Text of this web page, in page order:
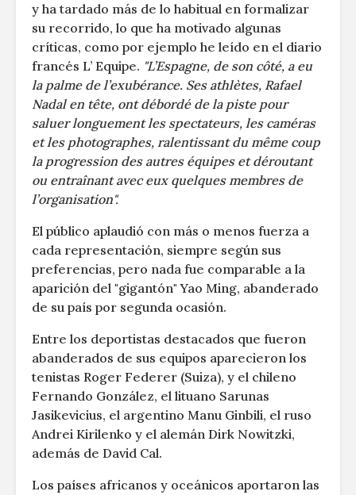
y ha tardado más de lo habitual en formalizar
su recorrido, lo que ha motivado algunas
críticas, como por ejemplo he leído en el diario
francés L’ Equipe. "L’Espagne, de son côté, a eu
la palme de l’exubérance. Ses athlètes, Rafael
Nadal en tête, ont débordé de la piste pour
saluer longuement les spectateurs, les caméras
et les photographes, ralentissant du même coup
la progression des autres équipes et déroutant
ou entraînant avec eux quelques membres de
l’organisation".
El público aplaudió con más o menos fuerza a
cada representación, siempre según sus
preferencias, pero nada fue comparable a la
aparición del "gigantón" Yao Ming, abanderado
de su país por segunda ocasión.
Entre los deportistas destacados que fueron
abanderados de sus equipos aparecieron los
tenistas Roger Federer (Suiza), y el chileno
Fernando González, el lituano Sarunas
Jasikevicius, el argentino Manu Ginbili, el ruso
Andrei Kirilenko y el alemán Dirk Nowitzki,
además de David Cal.
Los países africanos y oceánicos aportaron las